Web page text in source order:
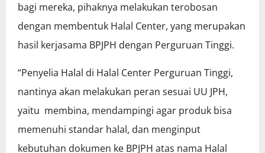
bagi mereka, pihaknya melakukan terobosan
dengan membentuk Halal Center, yang merupakan
hasil kerjasama BPJPH dengan Perguruan Tinggi.
“Penyelia Halal di Halal Center Perguruan Tinggi,
nantinya akan melakukan peran sesuai UU JPH,
yaitu membina, mendampingi agar produk bisa
memenuhi standar halal, dan menginput
kebutuhan dokumen ke BPJPH atas nama Halal